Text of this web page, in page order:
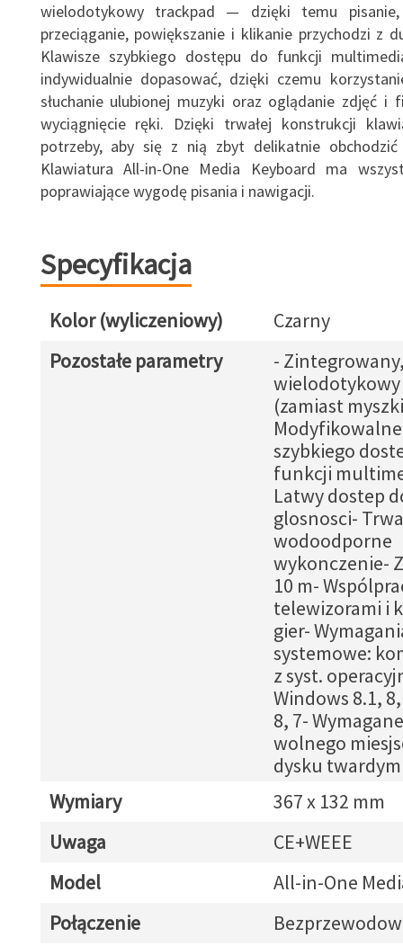
wielodotykowy trackpad — dzięki temu pisanie,
przeciąganie, powiększanie i klikanie przychodzi z
Klawisze szybkiego dostępu do funkcji
indywidualnie dopasować, dzięki czemu
słuchanie ulubionej muzyki oraz oglądanie zdjęć i
wyciągnięcie ręki. Dzięki trwałej konstrukcji
potrzeby, aby się z nią zbyt delikatnie
Klawiatura All-in-One Media Keyboard ma
poprawiające wygodę pisania i nawigacji.
Specyfikacja
Kolor (wyliczeniowy)
Czarny
Pozostałe parametry
-
(zamiast
szybkiego
funkcji
Latwy dostep
glosnosci-
wodoodporne
wykonczenie-
10 m-
telewizorami i
gier-
systemowe:
z syst.
Windows 8.1,
8, 7-
wolnego
dysku twardym
Wymiary
367 x 132 mm
Uwaga
CE+WEEE
Model
All-in-One
Połączenie